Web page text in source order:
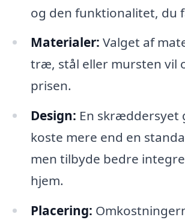
og den funktionalitet, du
Materialer: Valget af
træ, stål eller mursten vil
prisen.
Design: En skræddersyet
koste mere end en
men tilbyde bedre
hjem.
Placering: